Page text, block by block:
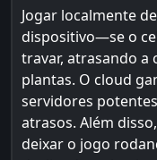
Jogar localmente
dispositivo—se o
travar, atrasando a
plantas. O cloud
servidores
atrasos. Além
deixar o jogo